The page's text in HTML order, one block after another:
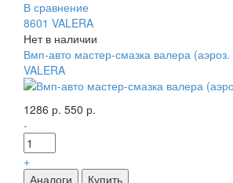
В сравнение
8601 VALERA
Нет в наличии
Вмп-авто мастер-смазка валера
VALERA
1286 р. 550 р.
-
+